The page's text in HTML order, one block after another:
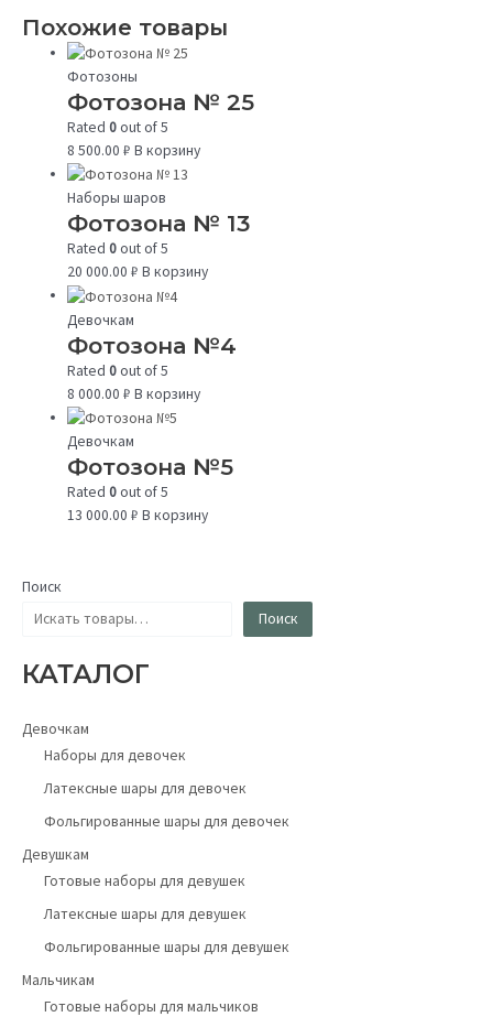
Поиск
Поиск
КАТАЛОГ
Девочкам
Наборы для девочек
Латексные шары для девочек
Фольгированные шары для девочек
Девушкам
Готовые наборы для девушек
Латексные шары для девушек
Фольгированные шары для девушек
Мальчикам
Готовые наборы для мальчиков
Похожие товары
Фотозоны
Фотозона № 25
Rated0out of 5
8 500.00₽ В корзину
Наборы шаров
Фотозона № 13
Rated0out of 5
20 000.00₽ В корзину
Девочкам
Фотозона №4
Rated0out of 5
8 000.00₽ В корзину
Девочкам
Фотозона №5
Rated0out of 5
13 000.00₽ В корзину